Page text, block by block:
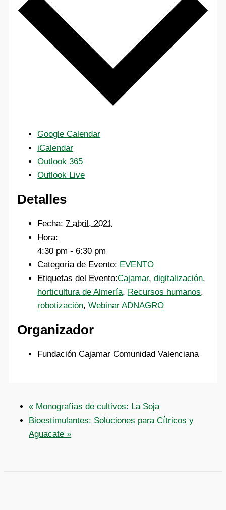
Google Calendar
iCalendar
Outlook 365
Outlook Live
Detalles
Fecha: 7 abril, 2021
Hora:
4:30 pm - 6:30 pm
Categoría de Evento: EVENTO
Etiquetas del Evento:Cajamar,digitalización,
horticultura de Almería, Recursos humanos,
robotización,Webinar ADNAGRO
Organizador
Fundación Cajamar Comunidad Valenciana
« Monografías de cultivos: La Soja
Bioestimulantes: Soluciones para Cítricos y
Aguacate»